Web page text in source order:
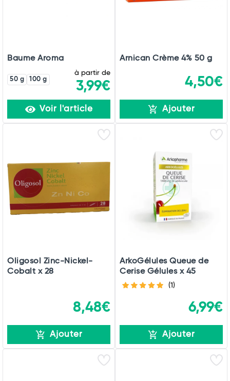
Baume Aroma
50 g 100 g
à partir de
3,99€
Voir l'article
Arnican Crème 4% 50 g
4,50€
Ajouter
Oligosol Zinc-Nickel-
Cobalt x 28
8,48€
Ajouter
ArkoGélules Queue de
Cerise Gélules x 45
(1)
6,99€
Ajouter